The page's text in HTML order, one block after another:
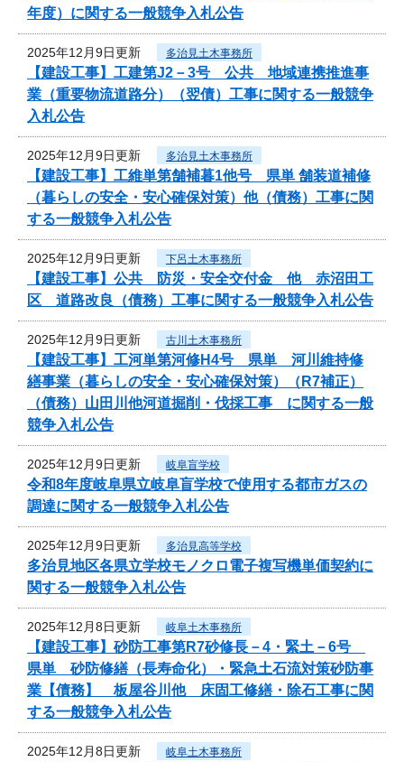
年度）に関する一般競争入札公告
2025年12月9日更新 多治見土木事務所
【建設工事】工建第J2－3号 公共 地域連携推進事
業（重要物流道路分）（翌債）工事に関する一般競争
入札公告
2025年12月9日更新 多治見土木事務所
【建設工事】工維単第舗補暮1他号 県単 舗装道補修
（暮らしの安全・安心確保対策）他（債務）工事に関
する一般競争入札公告
2025年12月9日更新 下呂土木事務所
【建設工事】公共 防災・安全交付金 他 赤沼田工
区 道路改良（債務）工事に関する一般競争入札公告
2025年12月9日更新 古川土木事務所
【建設工事】工河単第河修H4号 県単 河川維持修
繕事業（暮らしの安全・安心確保対策）（R7補正）
（債務）山田川他河道掘削・伐採工事 に関する一般
競争入札公告
2025年12月9日更新 岐阜盲学校
令和8年度岐阜県立岐阜盲学校で使用する都市ガスの
調達に関する一般競争入札公告
2025年12月9日更新 多治見高等学校
多治見地区各県立学校モノクロ電子複写機単価契約に
関する一般競争入札公告
2025年12月8日更新 岐阜土木事務所
【建設工事】砂防工事第R7砂修長－4・緊土－6号
県単 砂防修繕（長寿命化）・緊急土石流対策砂防事
業【債務】 板屋谷川他 床固工修繕・除石工事に関
する一般競争入札公告
2025年12月8日更新 岐阜土木事務所